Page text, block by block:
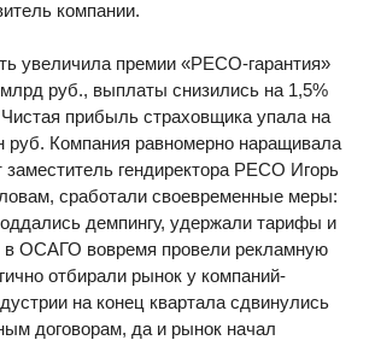
компании.
увеличила премии «РЕСО-гарантия»
руб., выплаты снизились на 1,5%
прибыль страховщика упала на
руб. Компания равномерно наращивала
заместитель гендиректора РЕСО Игорь
сработали своевременные меры:
демпингу, удержали тарифы и
в ОСАГО вовремя провели рекламную
отбирали рынок у компаний-
на конец квартала сдвинулись
договорам, да и рынок начал